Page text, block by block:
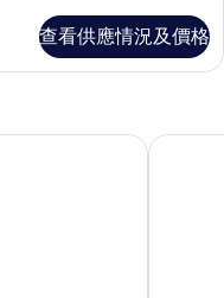
查看供應情況及價格
海灣獵